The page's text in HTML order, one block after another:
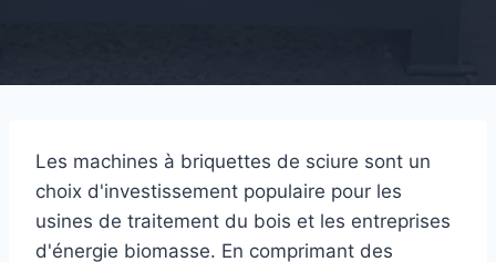
Les machines à briquettes de sciure sont un
choix d'investissement populaire pour les
usines de traitement du bois et les entreprises
d'énergie biomasse. En comprimant des